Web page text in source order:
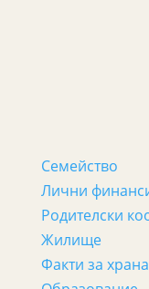
Семейство
Лични
Родителски
Жилище
Факти за